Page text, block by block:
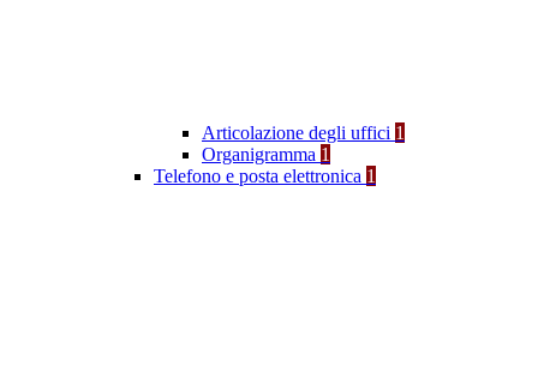
Articolazione degli uffici 1
Organigramma 1
Telefono e posta elettronica 1